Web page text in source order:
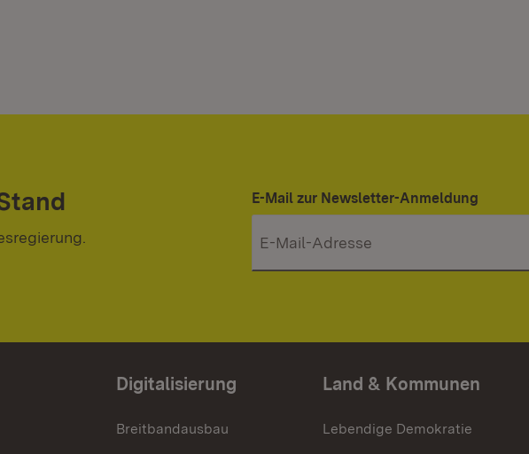
E-Mail zur Newsletter-Anmeldung
Digitalisierung
Breitbandausbau
Land & Kommunen
Lebendige Demokratie